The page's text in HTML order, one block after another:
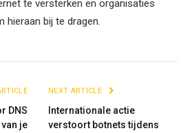
te versterken en organisaties
hieraan bij te dragen.
DNS
je
NEXT ARTICLE
Internationale actie
verstoort botnets tijdens